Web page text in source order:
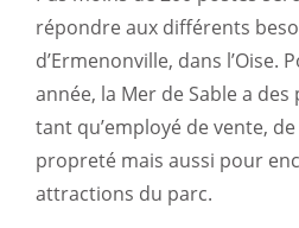
répondre aux différents
d’Ermenonville, dans l’Oise.
année, la Mer de Sable a
tant qu’employé de vente,
propreté mais aussi pour
attractions du parc.